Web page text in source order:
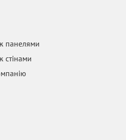
панелями
стінами